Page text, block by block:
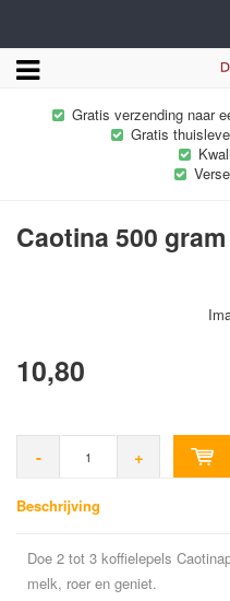
Gratis verzending naar
Gratis
Caotina 500 gram
10,80
- +
Beschrijving
Doe 2 tot 3 koffielepels
melk, roer en geniet.